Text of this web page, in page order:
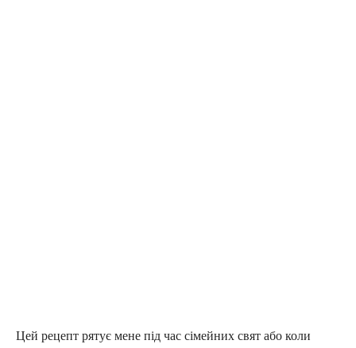
Цей рецепт рятує мене під час сімейних свят або коли